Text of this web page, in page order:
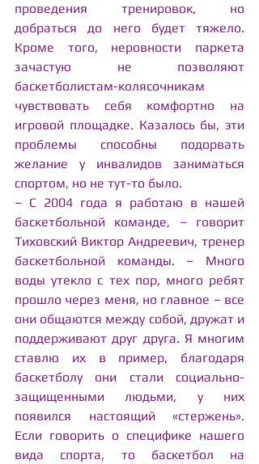
проведения тренировок, но
добраться до него будет тяжело.
Кроме того, неровности паркета
зачастую не позволяют
баскетболистам-колясочникам
чувствовать себя комфортно на
игровой площадке. Казалось бы, эти
проблемы способны подорвать
желание у инвалидов заниматься
спортом, но не тут-то было.
– С 2004 года я работаю в нашей
баскетбольной команде, – говорит
Тиховский Виктор Андреевич, тренер
баскетбольной команды. – Много
воды утекло с тех пор, много ребят
прошло через меня, но главное – все
они общаются между собой, дружат и
поддерживают друг друга. Я многим
ставлю их в пример, благодаря
баскетболу они стали социально-
защищенными людьми, у них
появился настоящий «стержень».
Если говорить о специфике нашего
вида спорта, то баскетбол на